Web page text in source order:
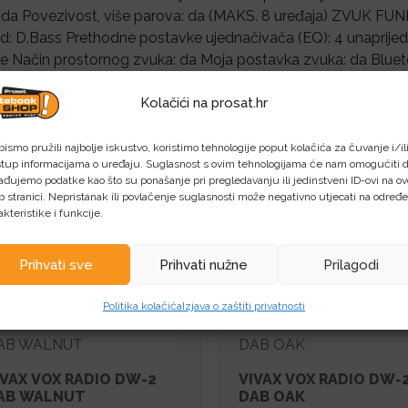
Kolačići na prosat.hr
pružili najbolje iskustvo, koristimo tehnologije poput kolačića za čuvanje i/ili
informacijama o uređaju. Suglasnost s ovim tehnologijama će nam omogućiti
podatke kao što su ponašanje pri pregledavanju ili jedinstveni ID-ovi na
stranici. Nepristanak ili povlačenje suglasnosti može negativno utjecati na
i funkcije.
Prihvati sve Prihvati nužne Prilagodi
Politika kolačićaIzjava o zaštiti privatnosti
da Povezivost, više parova: da (MAKS. 8 uređaja) ZVUK
D.Bass Prethodne postavke ujednačivača (EQ): 4
Način prostornog zvuka: da Moja postavka zvuka: da
USB tip-A x1 OPĆENITO Napajanje: AC 220 – 240V,
– Normalno na čekanju: 0,2 W*4 – Bluetooth na čekanju:
Crni kabel Automatski isključeno: da Štoperica: –
jedinica Dimenzije (Š x V x D): 400 x 197 x 107 mm
*3 iOS: da (Bluetooth) Android: da (Bluetooth)
proizvodi
VOX RADIO DW-2
WALNUT
VIVAX VOX RADIO DW-
DAB OAK